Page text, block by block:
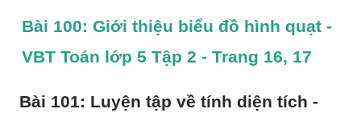
Bài 100: Giới thiệu biểu đồ hình quạt -
VBT Toán lớp 5 Tập 2 - Trang 16, 17
Bài 101: Luyện tập về tính diện tích -